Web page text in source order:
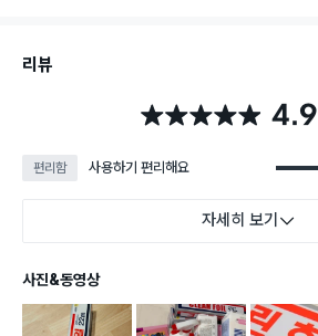
리뷰
별점 4.9점 4.9
편리함 사용하기 편리해요
자세히 보기
사진&동영상